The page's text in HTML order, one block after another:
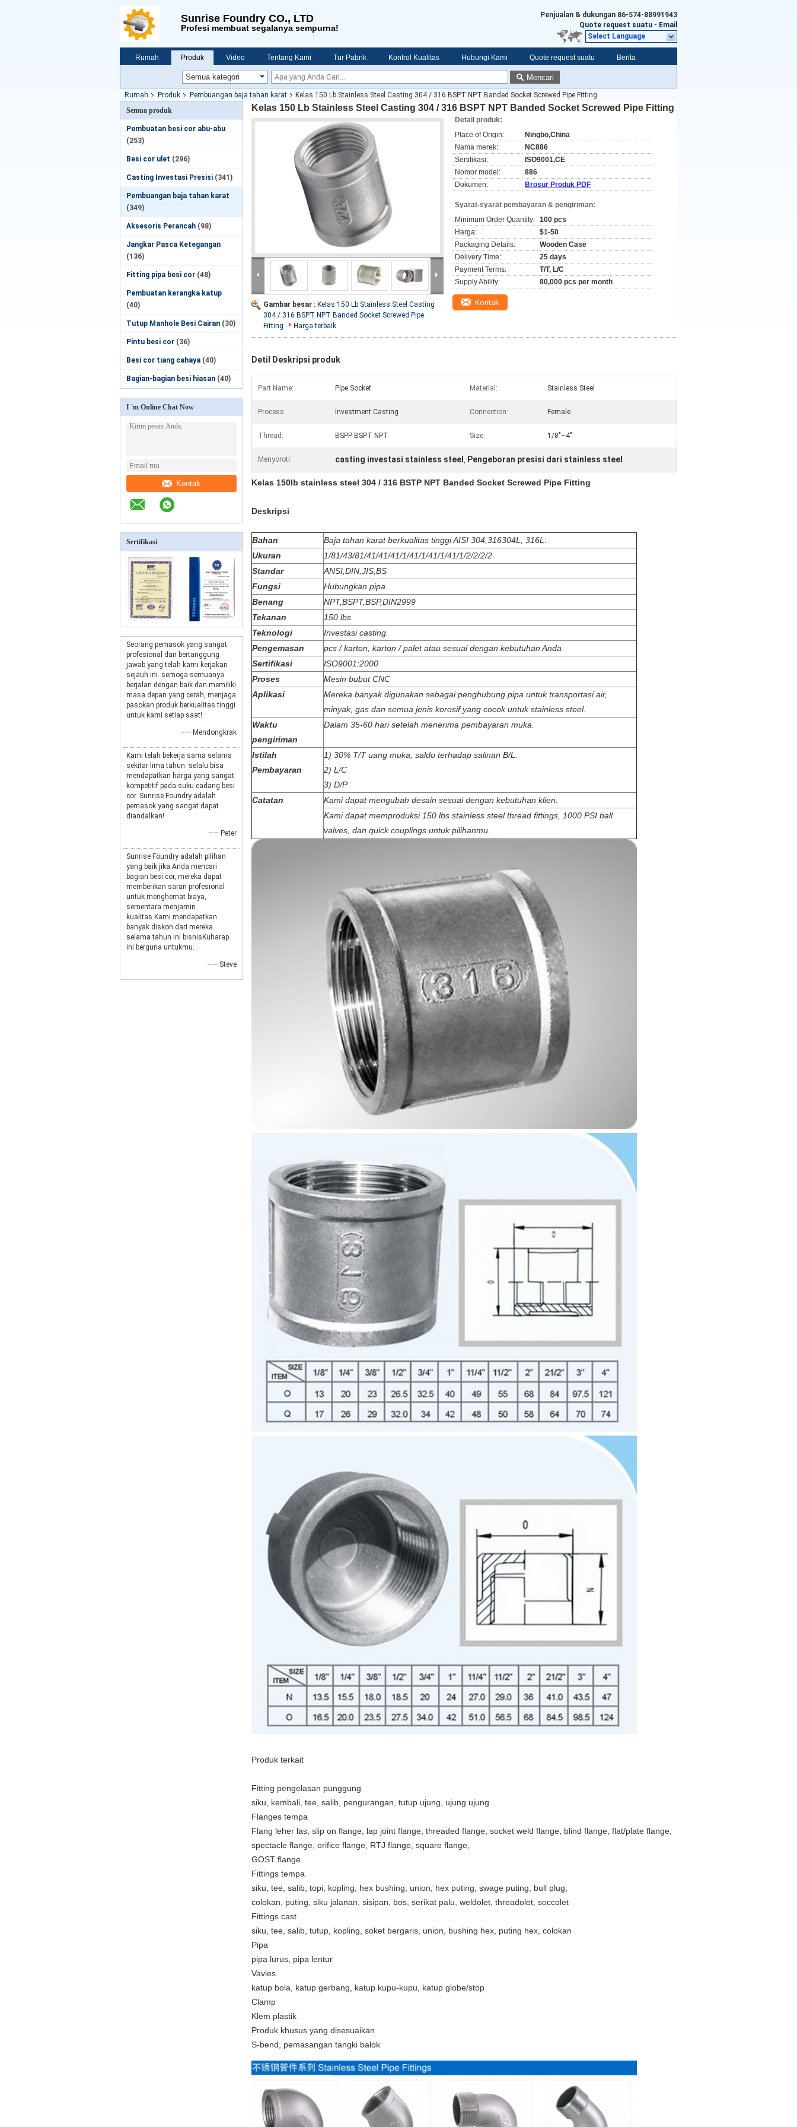
Sunrise Foundry CO., LTD
Profesi membuat segalanya sempurna!
Penjualan & dukungan 86-574-88991943
Quote request suatu - Email
Select Language
Rumah Produk Video Tentang Kami Tur Pabrik Kontrol Kualitas Hubungi Kami Quote request suatu Berita
Mencari
Rumah Produk Pembuangan baja tahan karat
Kelas 150 Lb Stainless Steel Casting 304 / 316 BSPT NPT Banded Socket Screwed Pipe Fitting
Semua produk
Pembuatan besi cor abu-abu
(253)
Besi cor ulet (296)
Casting Investasi Presisi (341)
Pembuangan baja tahan karat
(349)
Aksesoris Perancah (98)
Jangkar Pasca Ketegangan
(136)
Fitting pipa besi cor (48)
Pembuatan kerangka katup
(40)
Tutup Manhole Besi Cairan (30)
Pintu besi cor (36)
Besi cor tiang cahaya (40)
Bagian-bagian besi hiasan (40)
I 'm Online Chat Now
Kontak
Sertifikasi
Seorang pemasok yang sangat
profesional dan bertanggung
jawab yang telah kami kerjakan
sejauh ini. semoga semuanya
berjalan dengan baik dan memiliki
masa depan yang cerah, menjaga
pasokan produk berkualitas tinggi
untuk kami setiap saat!
—— Mendongkrak
Kami telah bekerja sama selama
sekitar lima tahun. selalu bisa
mendapatkan harga yang sangat
kompetitif pada suku cadang besi
cor. Sunrise Foundry adalah
pemasok yang sangat dapat
diandalkan!
—— Peter
Sunrise Foundry adalah pilihan
yang baik jika Anda mencari
bagian besi cor, mereka dapat
memberikan saran profesional
untuk menghemat biaya,
sementara menjamin
kualitas.Kami mendapatkan
banyak diskon dari mereka
selama tahun ini bisnisKuharap
ini berguna untukmu.
—— Steve
Kelas 150 Lb Stainless Steel Casting 304 / 316 BSPT NPT Banded Socket Screwed Pipe Fitting
Gambar besar : Kelas 150 Lb Stainless Steel Casting
304 / 316 BSPT NPT Banded Socket Screwed Pipe
Fitting
Harga terbaik
Detail produk:
Place of Origin:
Ningbo,China
Nama merek:
NC886
Sertifikasi:
ISO9001,CE
Nomor model:
886
Dokumen:
Brosur Produk PDF
Syarat-syarat pembayaran & pengiriman:
Minimum Order Quantity: 100 pcs
Harga:
$1-50
Packaging Details:
Wooden Case
Delivery Time:
25 days
Payment Terms:
T/T, L/C
Supply Ability:
80,000 pcs per month
Kontak
Detil Deskripsi produk
Part Name: Pipe Socket Material: Stainless Steel
Process: Investment Casting Connection: Female
Thread: BSPP BSPT NPT Size: 1/8"~4"
Menyoroti: casting investasi stainless steel , Pengeboran presisi dari stainless steel
Kelas 150lb stainless steel 304 / 316 BSTP NPT Banded Socket Screwed Pipe Fitting
Deskripsi
Bahan
Baja tahan karat berkualitas tinggi AISI 304,316304L, 316L.
Ukuran
1/81/43/81/41/41/41/1/41/1/41/1/41/1/2/2/2/2
Standar
ANSI,DIN,JIS,BS
Fungsi
Hubungkan pipa
Benang
NPT,BSPT,BSP,DIN2999
Tekanan
150 lbs
Teknologi
Investasi casting.
Pengemasan
pcs / karton, karton / palet atau sesuai dengan kebutuhan Anda
Sertifikasi
ISO9001:2000
Proses
Mesin bubut CNC
Aplikasi
Mereka banyak digunakan sebagai penghubung pipa untuk transportasi air,
minyak, gas dan semua jenis korosif yang cocok untuk stainless steel.
Waktu
pengiriman
Dalam 35-60 hari setelah menerima pembayaran muka.
Istilah
Pembayaran
1) 30% T/T uang muka, saldo terhadap salinan B/L.
2) L/C
3) D/P
Catatan
Kami dapat mengubah desain sesuai dengan kebutuhan klien.
Kami dapat memproduksi 150 lbs stainless steel thread fittings, 1000 PSI ball
valves, dan quick couplings untuk pilihanmu.
Produk terkait
Fitting pengelasan punggung
siku, kembali, tee, salib, pengurangan, tutup ujung, ujung ujung
Flanges tempa
Flang leher las, slip on flange, lap joint flange, threaded flange, socket weld flange, blind flange, flat/plate flange,
spectacle flange, orifice flange, RTJ flange, square flange,
GOST flange
Fittings tempa
siku, tee, salib, topi, kopling, hex bushing, union, hex puting, swage puting, bull plug,
colokan, puting, siku jalanan, sisipan, bos, serikat palu, weldolet, threadolet, soccolet
Fittings cast
siku, tee, salib, tutup, kopling, soket bergaris, union, bushing hex, puting hex, colokan
Pipa
pipa lurus, pipa lentur
Vavles
katup bola, katup gerbang, katup kupu-kupu, katup globe/stop
Clamp
Klem plastik
Produk khusus yang disesuaikan
S-bend, pemasangan tangki balok